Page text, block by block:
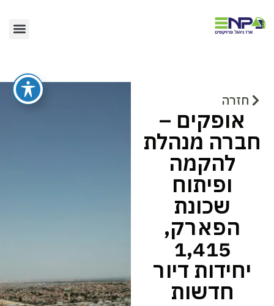
חזרה
אופקים –
חברה מנהלת
להקמה
ופיתוח
שכונת
הפארק,
1,415
יחידות דיור
חדשות